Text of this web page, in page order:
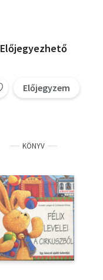
Előjegyezhető
Előjegyzem
KÖNYV